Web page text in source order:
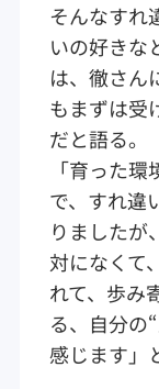
そんなすれ
いの好きな
は、徹さん
もまずは受
だと語る。
「育った
で、すれ違
りましたが
対になくて
れて、歩み
る、自分の
感じます」